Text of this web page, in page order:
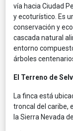
vía hacia Ciudad
y ecoturístico. Es
conservación y
cascada natural
entorno
árboles
El Terreno de
La finca está
troncal del caribe,
la Sierra Nevada